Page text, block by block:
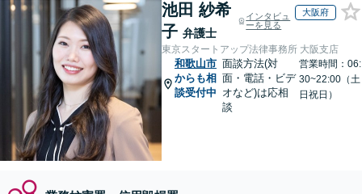
池田 紗希
子 弁護士
インタビュ
ーを見る
大阪府
東京スタートアップ法律事務所 大阪支店
和歌山市
からも相
談受付中
面談方法(対
面・電話・ビデ
オなど)は応相
談
営業時間：06:
30~22:00（土
日祝日）